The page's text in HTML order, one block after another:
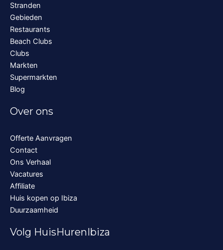
Stranden
Gebieden
Restaurants
Beach Clubs
Clubs
Markten
Supermarkten
Blog
Over ons
Offerte Aanvragen
Contact
Ons Verhaal
Vacatures
Affiliate
Huis kopen op Ibiza
Duurzaamheid
Volg HuisHurenIbiza